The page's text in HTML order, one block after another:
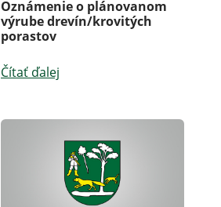
Oznámenie o plánovanom
výrube drevín/krovitých
porastov
Čítať ďalej